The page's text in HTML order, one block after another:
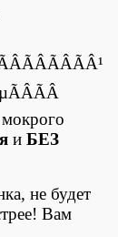
и БЕЗ
не будет
Вам